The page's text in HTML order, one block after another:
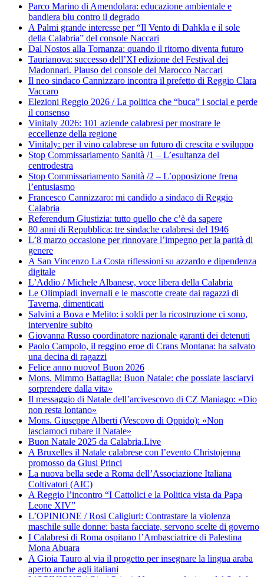
Parco Marino di Amendolara: educazione ambientale e
bandiera blu contro il degrado
A Palmi grande interesse per “Il Vento di Dahkla e il sole
della Calabria” del console Naccari
Dal Nostos alla Tornanza: quando il ritorno diventa futuro
Taurianova: successo dell’XI edizione del Festival dei
Madonnari. Plauso del console del Marocco Naccari
Il neo sindaco Cannizzaro incontra il prefetto di Reggio Clara
Vaccaro
Elezioni Reggio 2026 / La politica che “buca” i social e perde
il consenso
Vinitaly 2026: 101 aziende calabresi per mostrare le
eccellenze della regione
Vinitaly: per il vino calabrese un futuro di crescita e sviluppo
Stop Commissariamento Sanità /1 – L’esultanza del
centrodestra
Stop Commissariamento Sanità /2 – L’opposizione frena
l’entusiasmo
Francesco Cannizzaro: mi candido a sindaco di Reggio
Calabria
Referendum Giustizia: tutto quello che c’è da sapere
80 anni di Repubblica: tre sindache calabresi del 1946
L’8 marzo occasione per rinnovare l’impegno per la parità di
genere
A San Vincenzo La Costa riflessioni su azzardo e dipendenza
digitale
L’Addio / Michele Albanese, voce libera della Calabria
Le Olimpiadi invernali e le mascotte create dai ragazzi di
Taverna, dimenticati
Salvini a Bova e Melito: i soldi per la ricostruzione ci sono,
intervenire subito
Giovanna Russo coordinatore nazionale garanti dei detenuti
Paolo Campolo, il reggino eroe di Crans Montana: ha salvato
una decina di ragazzi
Felice anno nuovo! Buon 2026
Mons. Mimmo Battaglia: Buon Natale: che possiate lasciarvi
sorprendere dalla vita»
Il messaggio di Natale dell’arcivescovo di CZ Maniago: «Dio
non resta lontano»
Mons. Giuseppe Alberti (Vescovo di Oppido): «Non
lasciamoci rubare il Natale»
Buon Natale 2025 da Calabria.Live
A Bruxelles il Natale calabrese con l’evento Christojenna
promosso da Giusi Princi
La nuova bella sede a Roma dell’Associazione Italiana
Coltivatori (AIC)
A Reggio l’incontro “I Cattolici e la Politica vista da Papa
Leone XIV”
L’OPINIONE / Rosi Caligiuri: Contrastare la violenza
maschile sulle donne: basta facciate, servono scelte di governo
I Calabresi di Roma ospitano l’Ambasciatrice di Palestina
Mona Abuara
A Gioia Tauro al via il progetto per insegnare la lingua araba
aperto anche agli italiani